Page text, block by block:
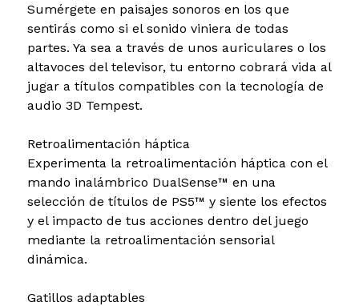
Sumérgete en paisajes sonoros en los que
sentirás como si el sonido viniera de todas
partes. Ya sea a través de unos auriculares o los
altavoces del televisor, tu entorno cobrará vida al
jugar a títulos compatibles con la tecnología de
audio 3D Tempest.
Retroalimentación háptica
Experimenta la retroalimentación háptica con el
mando inalámbrico DualSense™ en una
selección de títulos de PS5™ y siente los efectos
y el impacto de tus acciones dentro del juego
mediante la retroalimentación sensorial
dinámica.
Gatillos adaptables